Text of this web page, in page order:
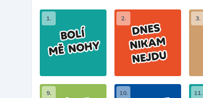
1. 2. 3.
9. 10. 11.